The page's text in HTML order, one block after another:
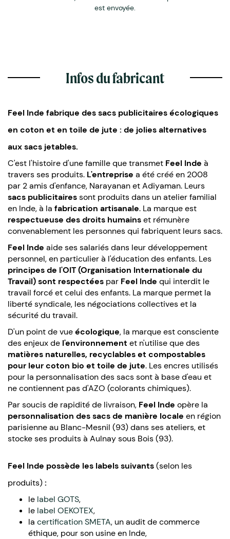
est envoyée.
Infos du fabricant
Feel Inde fabrique des sacs publicitaires écologiques
en coton et en toile de jute : de jolies alternatives
aux sacs jetables.
C'est l'histoire d'une famille que transmet Feel Inde à
travers ses produits. L'entreprise a été créé en 2008
par 2 amis d'enfance, Narayanan et Adiyaman. Leurs
sacs publicitairessont produits dans un atelier familial
en Inde, à la fabrication artisanale. La marque est
respectueuse des droits humainset rémunère
convenablement les personnes qui fabriquent leurs sacs.
Feel Inde aide ses salariés dans leur développement
personnel, en particulier à l'éducation des enfants. Les
principes de l'OIT (Organisation Internationale du
Travail) sont respectées par Feel Inde qui interdit le
travail forcé et celui des enfants. La marque permet la
liberté syndicale, les négociations collectives et la
sécurité du travail.
D'un point de vueécologique, la marque est consciente
des enjeux de l'environnement et n'utilise que des
matières naturelles, recyclables et compostables
pour leur coton bio et toile de jute. Les encres utilisés
pour la personnalisation des sacs sont à base d'eau et
ne contiennent pas d'AZO (colorants chimiques).
Par soucis de rapidité de livraison, Feel Inde opère la
personnalisation des sacs de manière locale en région
parisienne au Blanc-Mesnil (93) dans ses ateliers, et
stocke ses produits à Aulnay sous Bois (93).
Feel Inde possède les labels suivants(selon les
produits):
le label GOTS,
le label OEKOTEX,
la certification SMETA, un audit de commerce
éthique, pour son usine en Inde,